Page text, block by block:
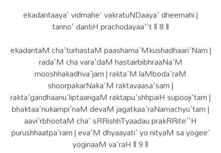
ekadantaaya' vidmahe' vakratuNDaaya' dheemahi |
tanno' dantiH prachodayaa''t ‖ 8 ‖
ekadantaM cha'turhastaM paashama'Mkushadhaari'Nam |
rada'M cha vara'daM hastairbibhraaNa'M
mooshhakadhva'jam | rakta'M laMboda'raM
shoorpakarNaka'M raktavaasa'sam |
rakta'gandhaanu'liptaangaM raktapu'shhpaiH supooji'tam |
bhaktaa'nukampi'naM devaM jagatkaa'raNamachyu'tam |
aavi'rbhootaM cha' sRRishhTyaadau prakRRite''H
purushhaatpa'ram | eva'M dhyaayati' yo nityaM sa yogee'
yoginaaM va'raH ‖ 9 ‖